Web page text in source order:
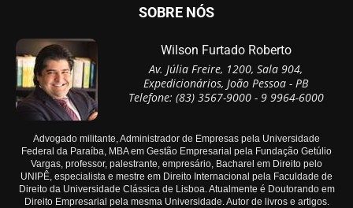
SOBRE NÓS
Wilson Furtado Roberto
Av. Júlia Freire, 1200, Sala 904,
Expedicionários, João Pessoa - PB
Telefone: (83) 3567-9000 - 9 9964-6000
Advogado militante, Administrador de Empresas pela Universidade
Federal da Paraíba, MBA em Gestão Empresarial pela Fundação Getúlio
Vargas, professor, palestrante, empresário, Bacharel em Direito pelo
UNIPÊ, especialista e mestre em Direito Internacional pela Faculdade de
Direito da Universidade Clássica de Lisboa. Atualmente é Doutorando em
Direito Empresarial pela mesma Universidade. Autor de livros e artigos.